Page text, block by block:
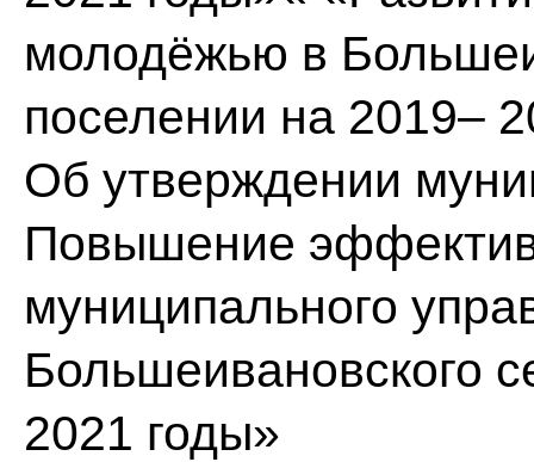
молодёжью в
поселении на 2019–
Об утверждении
Повышение
муниципального
Большеивановского
2021 годы»